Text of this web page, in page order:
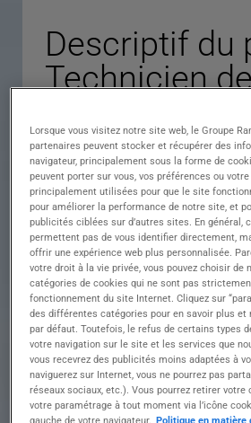
Descriptif du
Technicien
H/F
Descriptif du poste : ????️
MAINTENANCE CVC H/F –
et la performance énergétique !
Vous souhaitez mettre vos
techniques au service de la
énergétique et du confort des
Rejoignez une entreprise
sur des installations de
climatisation.
???? Vos missions
Au sein d'une équipe technique,
bon fonctionnement des
Lorsque vous visitez notre site web, le Groupe
partenaires peuvent stocker et récupérer des
navigateur, principalement sous la forme de
peuvent porter sur vous, vos préférences ou
principalement utilisées pour que le site
pour améliorer la performance de notre site, et
publicités ciblées sur d’autres sites. En général,
permettent pas de vous identifier directement,
offrir une expérience web plus personnalisée.
votre droit à la vie privée, vous pouvez choisir de
catégories de cookies qui ne sont pas
fonctionnement du site Internet. Cliquez sur
des différentes catégories pour en savoir plus et
par défaut. Toutefois, le refus de certains types
votre navigation sur le site et les services que
vous recevrez des publicités moins adaptées à
naviguerez sur Internet, vous ne pourrez pas
réseaux sociaux, etc.). Vous pourrez retirer
votre paramétrage à tout moment via l’icône